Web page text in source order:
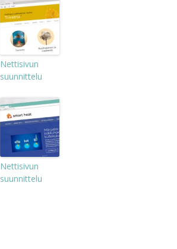
Nettisivun
suunnittelu
Nettisivun
suunnittelu